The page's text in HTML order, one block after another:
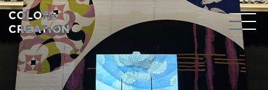
Skip
content